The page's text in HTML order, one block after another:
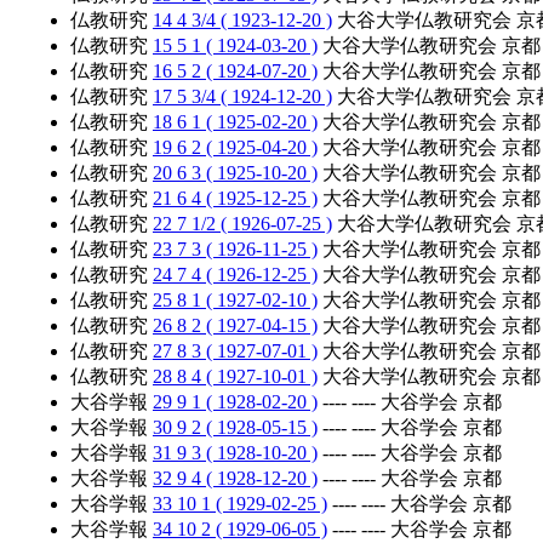
仏教研究 14 4 3/4 ( 1923-12-20 ) 大谷大学仏教研究会 京
仏教研究 15 5 1 ( 1924-03-20 ) 大谷大学仏教研究会 京都
仏教研究 16 5 2 ( 1924-07-20 ) 大谷大学仏教研究会 京都
仏教研究 17 5 3/4 ( 1924-12-20 ) 大谷大学仏教研究会 京
仏教研究 18 6 1 ( 1925-02-20 ) 大谷大学仏教研究会 京都
仏教研究 19 6 2 ( 1925-04-20 ) 大谷大学仏教研究会 京都
仏教研究 20 6 3 ( 1925-10-20 ) 大谷大学仏教研究会 京都
仏教研究 21 6 4 ( 1925-12-25 ) 大谷大学仏教研究会 京都
仏教研究 22 7 1/2 ( 1926-07-25 ) 大谷大学仏教研究会 京
仏教研究 23 7 3 ( 1926-11-25 ) 大谷大学仏教研究会 京都
仏教研究 24 7 4 ( 1926-12-25 ) 大谷大学仏教研究会 京都
仏教研究 25 8 1 ( 1927-02-10 ) 大谷大学仏教研究会 京都
仏教研究 26 8 2 ( 1927-04-15 ) 大谷大学仏教研究会 京都
仏教研究 27 8 3 ( 1927-07-01 ) 大谷大学仏教研究会 京都
仏教研究 28 8 4 ( 1927-10-01 ) 大谷大学仏教研究会 京都
大谷学報 29 9 1 ( 1928-02-20 ) ---- ---- 大谷学会 京都
大谷学報 30 9 2 ( 1928-05-15 ) ---- ---- 大谷学会 京都
大谷学報 31 9 3 ( 1928-10-20 ) ---- ---- 大谷学会 京都
大谷学報 32 9 4 ( 1928-12-20 ) ---- ---- 大谷学会 京都
大谷学報 33 10 1 ( 1929-02-25 ) ---- ---- 大谷学会 京都
大谷学報 34 10 2 ( 1929-06-05 ) ---- ---- 大谷学会 京都